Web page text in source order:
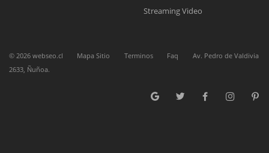
Streaming Video
© 2026 webseo.cl Mapa Sitio Terminos Faq
Av. Pedro de Valdivia
2633, Ñuñoa.